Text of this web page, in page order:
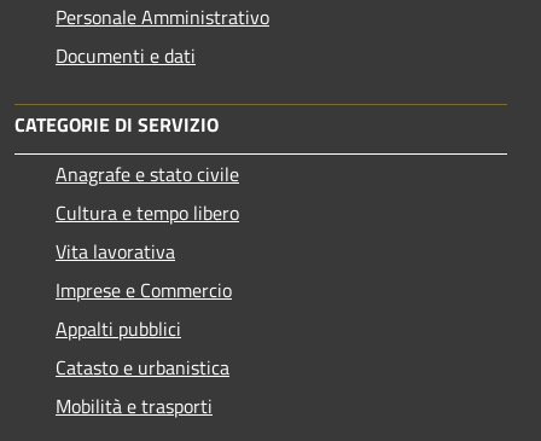
Personale Amministrativo
Documenti e dati
CATEGORIE DI SERVIZIO
Anagrafe e stato civile
Cultura e tempo libero
Vita lavorativa
Imprese e Commercio
Appalti pubblici
Catasto e urbanistica
Mobilità e trasporti